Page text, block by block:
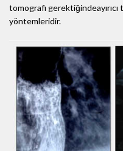
tomografi gerektiğindeayırıcı
yöntemleridir.